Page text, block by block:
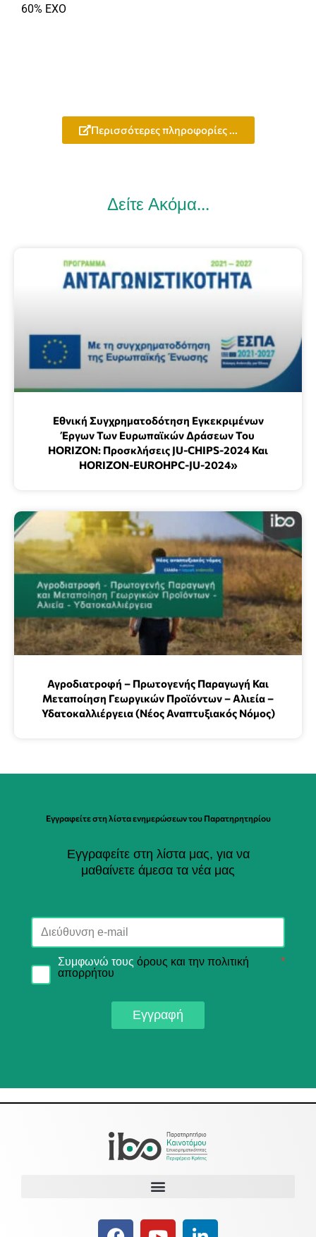
60% ΕΧΟ
Περισσότερες πληροφορίες ...
Δείτε Ακόμα...
Εθνική Συγχρηματοδότηση Εγκεκριμένων
Έργων Των Ευρωπαϊκών Δράσεων Του
HORIZON: Προσκλήσεις JU-CHIPS-2024 Και
HORIZON-EUROHPC-JU-2024»
Αγροδιατροφή – Πρωτογενής Παραγωγή Και
Μεταποίηση Γεωργικών Προϊόντων – Αλιεία –
Υδατοκαλλιέργεια (Νέος Αναπτυξιακός Νόμος)
Εγγραφείτε στη λίστα ενημερώσεων του Παρατηρητηρίου
Εγγραφείτε στη λίστα μας, για να
μαθαίνετε άμεσα τα νέα μας
Συμφωνώ τους όρους και την πολιτική
απορρήτου
*
Εγγραφή